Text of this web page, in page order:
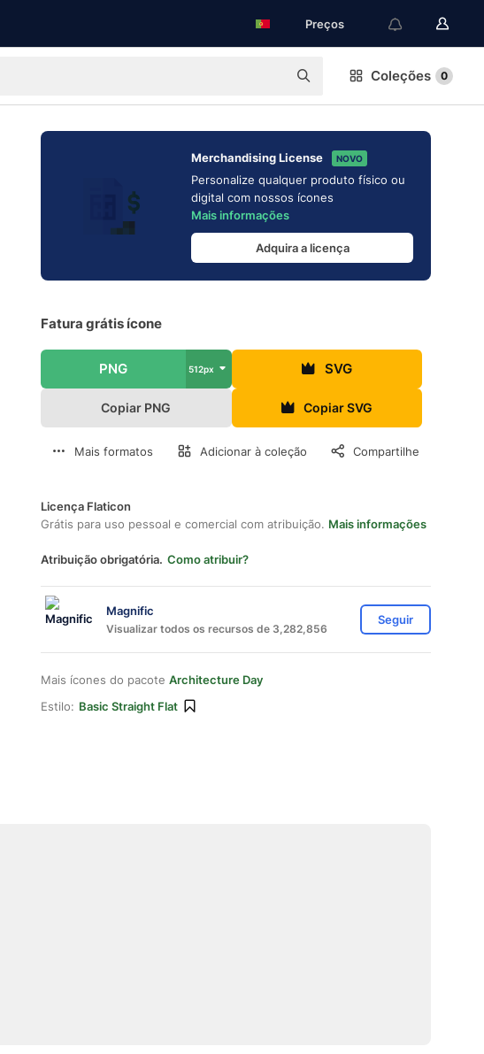
Preços
Coleções 0
Merchandising License NOVO
Personalize qualquer produto físico ou
digital com nossos ícones
Mais informações
Adquira a licença
Fatura grátis ícone
PNG 512px SVG
Copiar PNG Copiar SVG
Mais formatos Adicionar à coleção Compartilhe
Licença Flaticon
Grátis para uso pessoal e comercial com atribuição. Mais informações
Atribuição obrigatória. Como atribuir?
Magnific
Visualizar todos os recursos de 3,282,856
Seguir
Mais ícones do pacote Architecture Day
Estilo: Basic Straight Flat